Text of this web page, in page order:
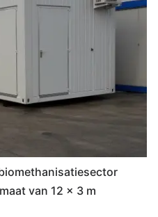
van 12 x 3 m